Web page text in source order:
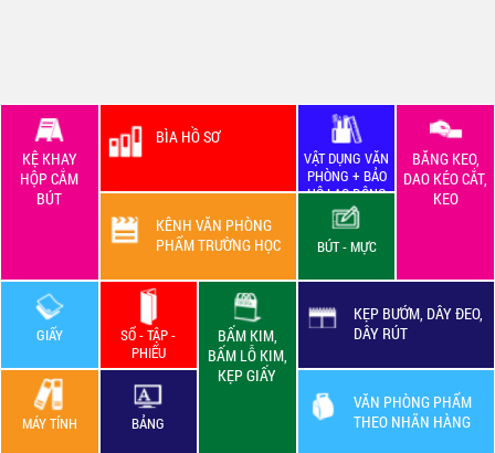
KỆ KHAY
HỘP CẮM
BÚT
BÌA HỒ SƠ
VẬT DỤNG VĂN
PHÒNG + BẢO
HỘ LAO ĐỘNG
BĂNG KEO,
DAO KÉO CẮT,
KEO
KÊNH VĂN PHÒNG
PHẨM TRƯỜNG HỌC
BÚT - MỰC
GIẤY
SỔ - TẬP -
PHIẾU
BẤM KIM,
BẤM LỖ KIM,
KẸP GIẤY
KẸP BƯỚM, DÂY ĐEO,
DÂY RÚT
VĂN PHÒNG PHẨM
THEO NHÃN HÀNG
MÁY TÍNH BẢNG